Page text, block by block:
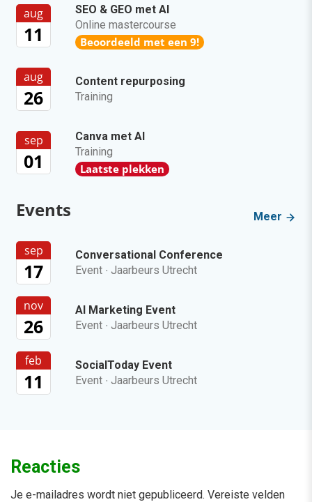
aug
11
SEO & GEO met AI
Online mastercourse
Beoordeeld met een 9!
aug
26
Content repurposing
Training
sep
01
Canva met AI
Training
Laatste plekken
Events Meer
sep
17
Conversational Conference
Event · Jaarbeurs Utrecht
nov
26
AI Marketing Event
Event · Jaarbeurs Utrecht
feb
11
SocialToday Event
Event · Jaarbeurs Utrecht
Reacties
Je e-mailadres wordt niet gepubliceerd. Vereiste velden